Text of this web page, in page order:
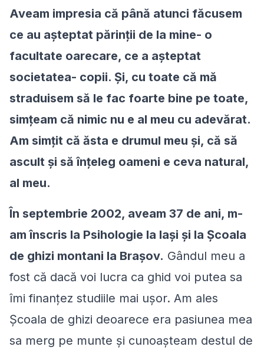
Aveam impresia că până atunci făcusem
ce au așteptat părinții de la mine- o
facultate oarecare, ce a așteptat
societatea- copii. Şi, cu toate că mă
straduisem să le fac foarte bine pe toate,
simţeam că nimic nu e al meu cu adevărat.
Am simțit că ăsta e drumul meu şi, că să
ascult şi să înțeleg oameni e ceva natural,
al meu.
În septembrie 2002, aveam 37 de ani, m-
am înscris la Psihologie la Iași şi la Şcoala
de ghizi montani la Brașov. Gândul meu a
fost că dacă voi lucra ca ghid voi putea sa
îmi finanţez studiile mai ușor. Am ales
Şcoala de ghizi deoarece era pasiunea mea
sa merg pe munte şi cunoașteam destul de